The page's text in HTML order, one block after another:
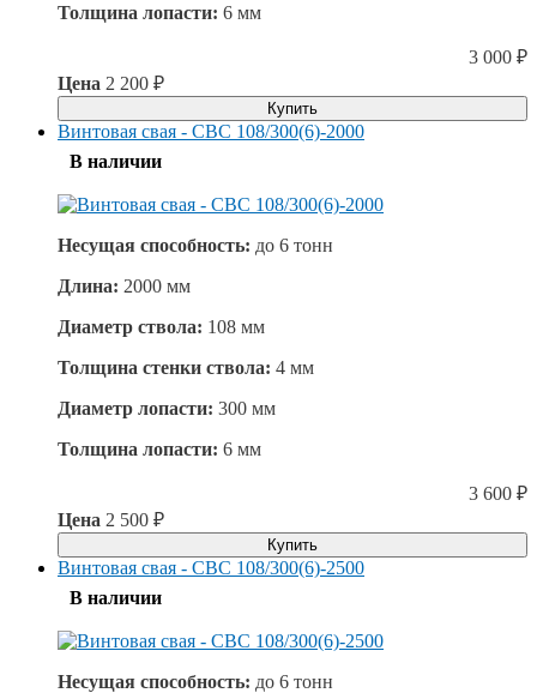
Толщина лопасти: 6 мм
3 000 ₽
Цена 2 200 ₽
Купить
Винтовая свая - СВС 108/300(6)-2000
В наличии
Несущая способность: до 6 тонн
Длина: 2000 мм
Диаметр ствола: 108 мм
Толщина стенки ствола: 4 мм
Диаметр лопасти: 300 мм
Толщина лопасти: 6 мм
3 600 ₽
Цена 2 500 ₽
Купить
Винтовая свая - СВС 108/300(6)-2500
В наличии
Несущая способность: до 6 тонн